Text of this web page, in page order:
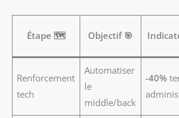
Étape 🗺️ Objectif 🎯
Renforcement
tech
Automatiser
le
middle/back
-40%